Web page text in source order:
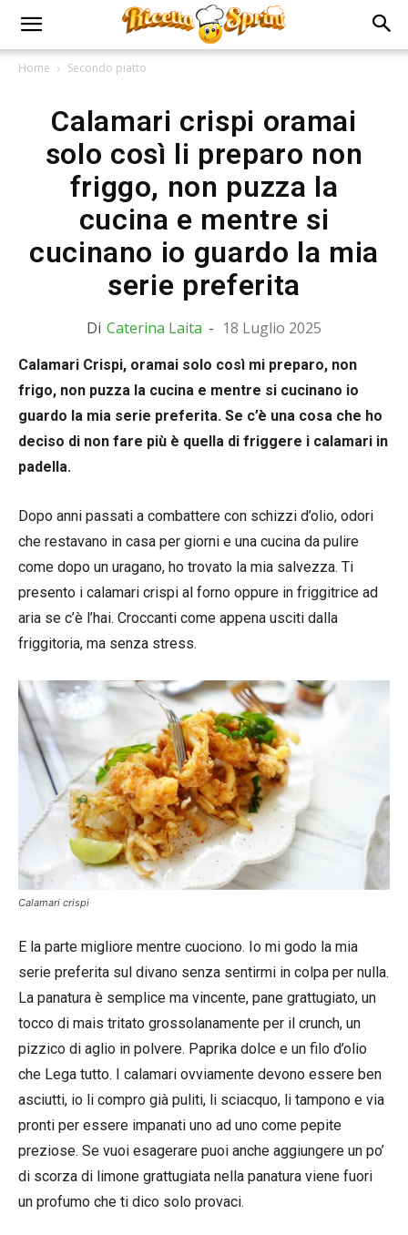
Home Secondo piatto
Calamari crispi oramai
solo così li preparo non
friggo, non puzza la
cucina e mentre si
cucinano io guardo la mia
serie preferita
Di Caterina Laita - 18 Luglio 2025
Calamari Crispi, oramai solo così mi preparo, non
frigo, non puzza la cucina e mentre si cucinano io
guardo la mia serie preferita. Se c’è una cosa che ho
deciso di non fare più è quella di friggere i calamari in
padella.
Dopo anni passati a combattere con schizzi d’olio, odori
che restavano in casa per giorni e una cucina da pulire
come dopo un uragano, ho trovato la mia salvezza. Ti
presento i calamari crispi al forno oppure in friggitrice ad
aria se c’è l’hai. Croccanti come appena usciti dalla
friggitoria, ma senza stress.
Calamari crispi
E la parte migliore mentre cuociono. Io mi godo la mia
serie preferita sul divano senza sentirmi in colpa per nulla.
La panatura è semplice ma vincente, pane grattugiato, un
tocco di mais tritato grossolanamente per il crunch, un
pizzico di aglio in polvere. Paprika dolce e un filo d’olio
che Lega tutto. I calamari ovviamente devono essere ben
asciutti, io li compro già puliti, li sciacquo, li tampono e via
pronti per essere impanati uno ad uno come pepite
preziose. Se vuoi esagerare puoi anche aggiungere un po’
di scorza di limone grattugiata nella panatura viene fuori
un profumo che ti dico solo provaci.